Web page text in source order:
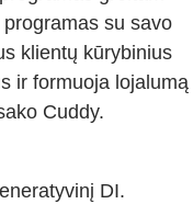
su savo
klientų kūrybinius
ir formuoja lojalumą
Cuddy.
DI.